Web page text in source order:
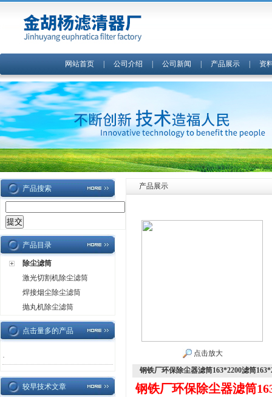
网站首页 公司介绍 公司新闻 产品展示 资
产品搜索
产品目录
除尘滤筒
激光切割机除尘滤筒
焊接烟尘除尘滤筒
抛丸机除尘滤筒
点击量多的产品
·
较早技术文章
产品展示
点击放大
钢铁厂环保除尘器滤筒163*2200滤筒
钢铁厂环保除尘器滤筒